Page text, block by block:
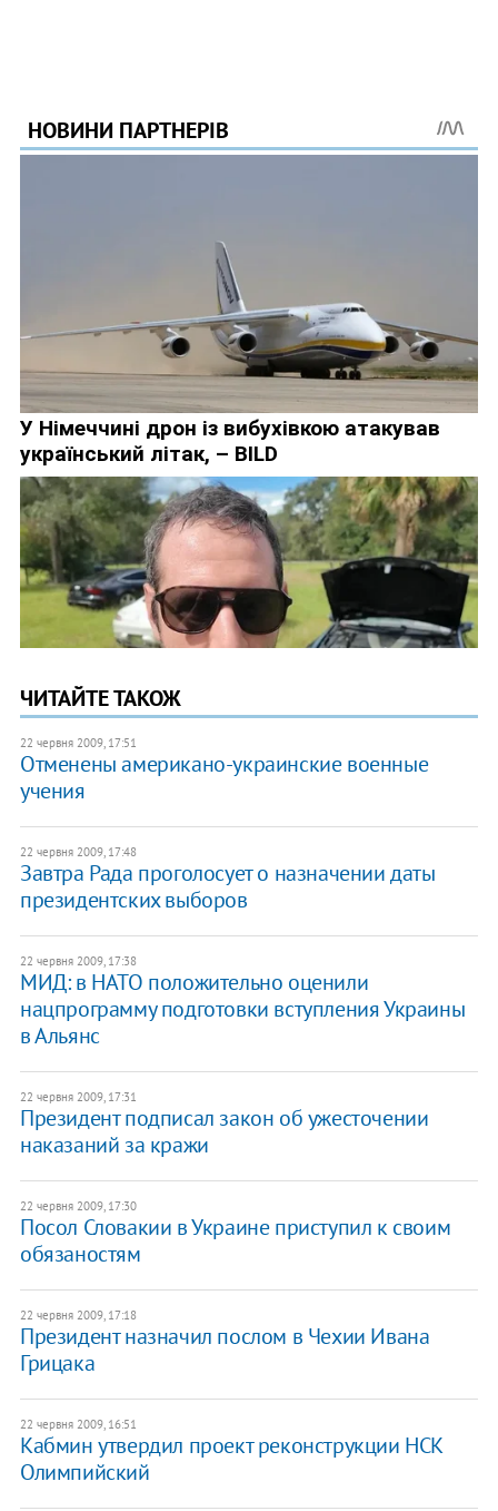
ЧИТАЙТЕ ТАКОЖ
22 червня 2009, 17:51
Отменены американо-украинские военные
учения
22 червня 2009, 17:48
Завтра Рада проголосует о назначении даты
президентских выборов
22 червня 2009, 17:38
МИД: в НАТО положительно оценили
нацпрограмму подготовки вступления Украины
в Альянс
22 червня 2009, 17:31
Президент подписал закон об ужесточении
наказаний за кражи
22 червня 2009, 17:30
Посол Словакии в Украине приступил к своим
обязаностям
22 червня 2009, 17:18
Президент назначил послом в Чехии Ивана
Грицака
22 червня 2009, 16:51
Кабмин утвердил проект реконструкции НСК
Олимпийский